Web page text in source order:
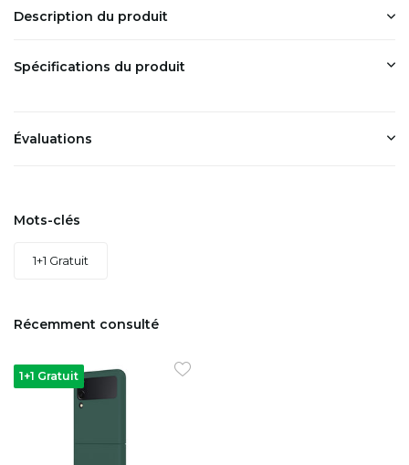
Description du produit
Spécifications du produit
Évaluations
Mots-clés
1+1 Gratuit
Récemment consulté
1+1 Gratuit